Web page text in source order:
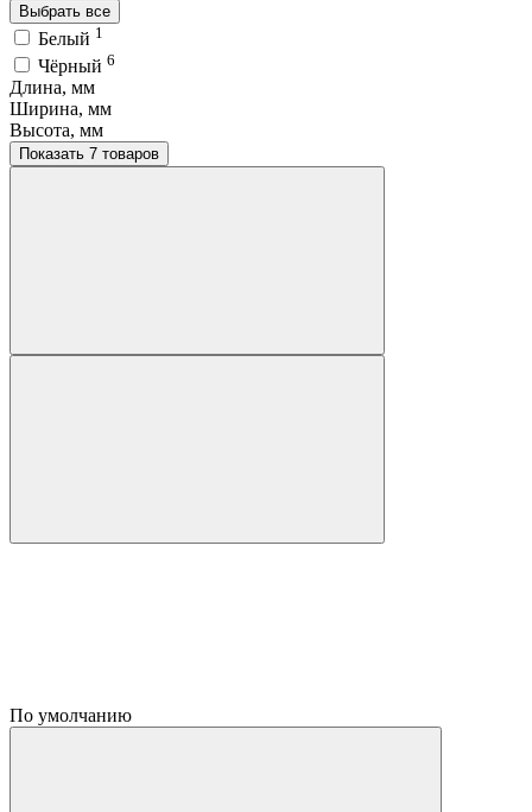
Выбрать все
Белый 1
Чёрный 6
Длина, мм
Ширина, мм
Высота, мм
Показать 7 товаров
По умолчанию